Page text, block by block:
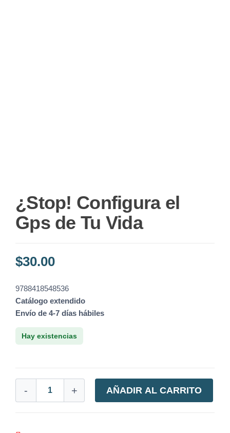
¿Stop! Configura el
Gps de Tu Vida
$30.00
9788418548536
Catálogo extendido
Envío de 4-7 días hábiles
Hay existencias
- + AÑADIR AL CARRITO